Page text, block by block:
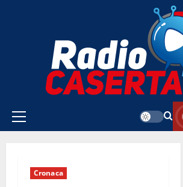
Menu
Cronaca